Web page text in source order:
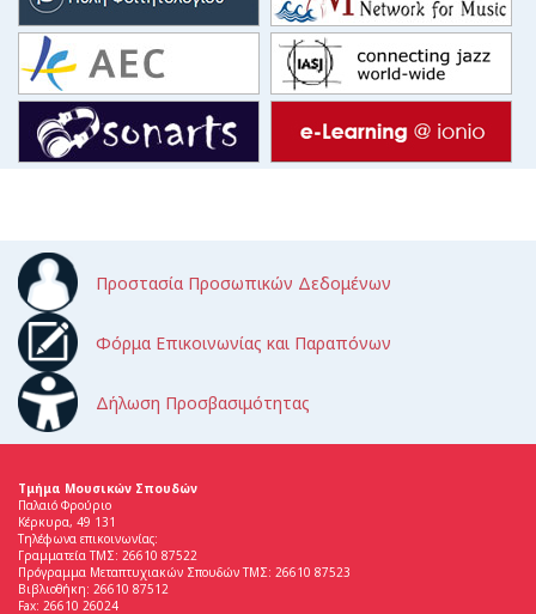
Προστασία Προσωπικών Δεδομένων
Φόρμα Επικοινωνίας και Παραπόνων
Δήλωση Προσβασιμότητας
Τμήμα Μουσικών Σπουδών
Παλαιό Φρούριο
Κέρκυρα, 49 131
Τηλέφωνα επικοινωνίας:
Γραμματεία ΤΜΣ: 26610 87522
Πρόγραμμα Μεταπτυχιακών Σπουδών ΤΜΣ: 26610 87523
Βιβλιοθήκη: 26610 87512
Fax: 26610 26024